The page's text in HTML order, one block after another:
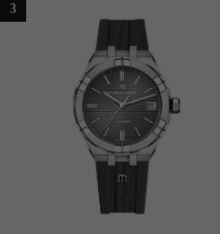
3